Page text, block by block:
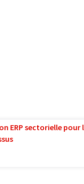
ERP sectorielle